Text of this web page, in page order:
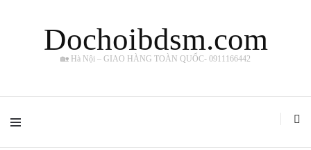
Dochoibdsm.com
🏡 Hà Nội – GIAO HÀNG TOÀN QUỐC- 0911166442